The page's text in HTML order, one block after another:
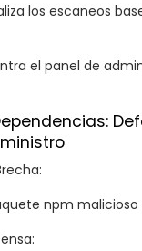
los escaneos
el panel de
npm malicioso